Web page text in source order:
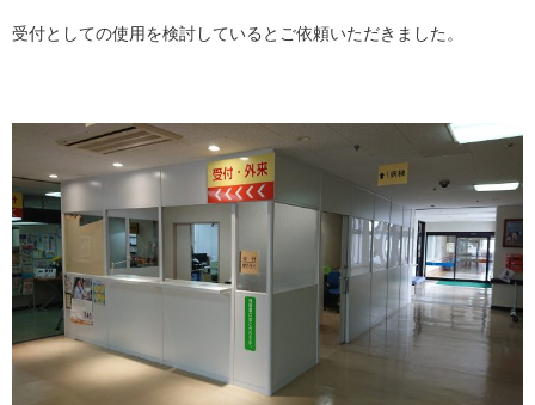
受付としての使用を検討しているとご依頼いただきました。